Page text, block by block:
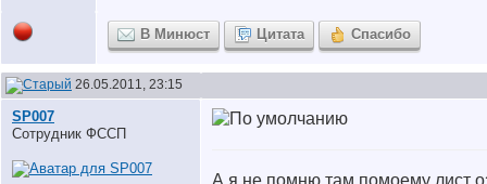
В Минюст Цитата Спасибо
26.05.2011, 23:15
SP007
Сотрудник ФССП
А я не помню там помоему лист